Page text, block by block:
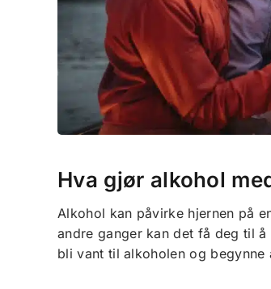
Hva gjør alkohol
Alkohol kan påvirke hjernen på
andre ganger kan det få deg til
bli vant til alkoholen og